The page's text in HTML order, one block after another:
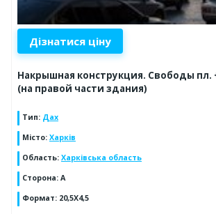
Дізнатися ціну
Накрышная конструкция. Свободы пл.
(на правой части здания)
Тип: Дах
Місто: Харків
Область: Харківська область
Сторона: А
Формат: 20,5Х4,5